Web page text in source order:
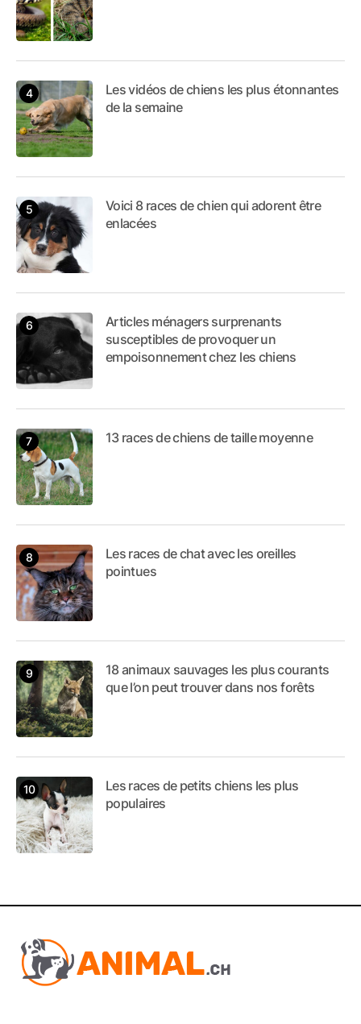
Les vidéos de chiens les plus étonnantes
de la semaine
Voici 8 races de chien qui adorent être
enlacées
Articles ménagers surprenants
susceptibles de provoquer un
empoisonnement chez les chiens
13 races de chiens de taille moyenne
Les races de chat avec les oreilles
pointues
18 animaux sauvages les plus courants
que l’on peut trouver dans nos forêts
Les races de petits chiens les plus
populaires